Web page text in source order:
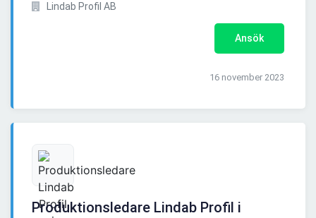
Lindab Profil AB
Ansök
16 november 2023
Produktionsledare Lindab Profil i